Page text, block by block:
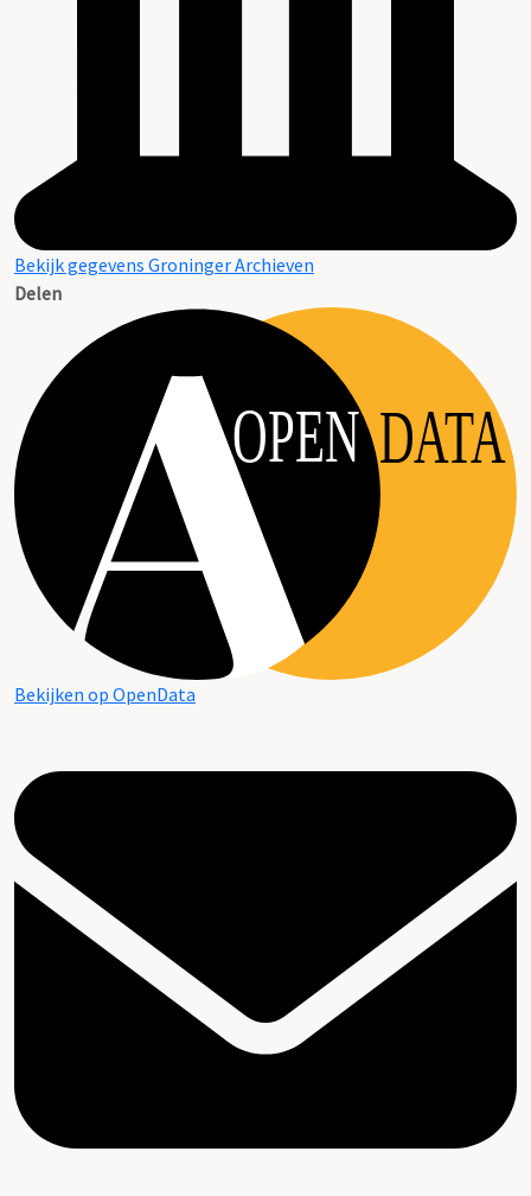
Bekijk gegevens Groninger Archieven
Delen
OPEN DATA
Bekijken op OpenData